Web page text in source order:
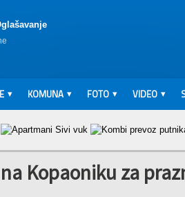
KOMUNA FOTO VIDEO
Kopaoniku za